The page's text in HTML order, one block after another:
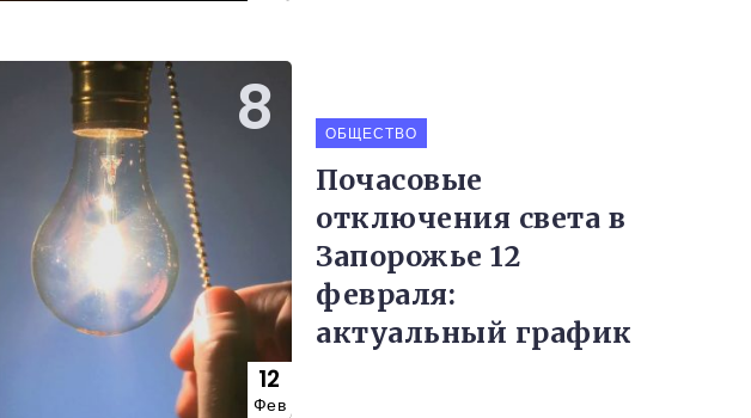
12
Фев
ОБЩЕСТВО
Почасовые
отключения света в
Запорожье 12
февраля:
актуальный график